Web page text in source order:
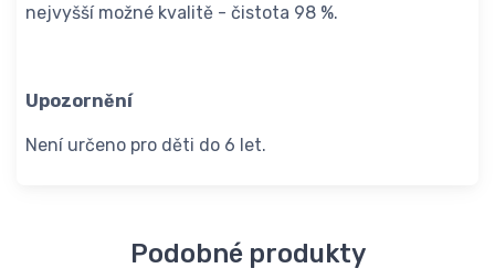
nejvyšší možné kvalitě - čistota 98 %.
Upozornění
Není určeno pro děti do 6 let.
Podobné produkty